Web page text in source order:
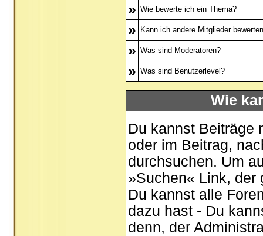
» Wie bewerte ich ein Thema?
» Kann ich andere Mitglieder
» Was sind Moderatoren?
» Was sind Benutzerlevel?
Wie
Du kannst Beiträge
oder im Beitrag,
durchsuchen. Um
»Suchen« Link, der
Du kannst alle
dazu hast - Du
denn, der